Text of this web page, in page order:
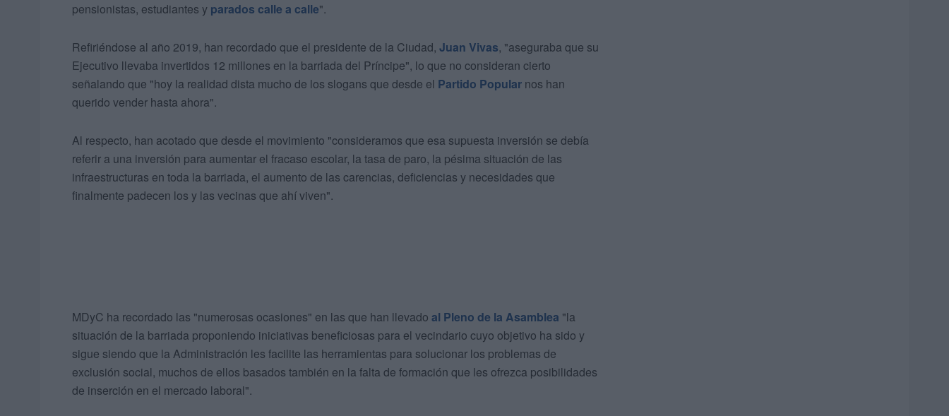
pensionistas, estudiantes y parados calle a calle".
Refiriéndose al año 2019, han recordado que el presidente de la Ciudad, Juan Vivas, "aseguraba que su
Ejecutivo llevaba invertidos 12 millones en la barriada del Príncipe", lo que no consideran cierto
señalando que "hoy la realidad dista mucho de los slogans que desde el Partido Popular nos han
querido vender hasta ahora".
Al respecto, han acotado que desde el movimiento "consideramos que esa supuesta inversión se debía
referir a una inversión para aumentar el fracaso escolar, la tasa de paro, la pésima situación de las
infraestructuras en toda la barriada, el aumento de las carencias, deficiencias y necesidades que
finalmente padecen los y las vecinas que ahí viven".
MDyC ha recordado las "numerosas ocasiones" en las que han llevado al Pleno de la Asamblea "la
situación de la barriada proponiendo iniciativas beneficiosas para el vecindario cuyo objetivo ha sido y
sigue siendo que la Administración les facilite las herramientas para solucionar los problemas de
exclusión social, muchos de ellos basados también en la falta de formación que les ofrezca posibilidades
de inserción en el mercado laboral".